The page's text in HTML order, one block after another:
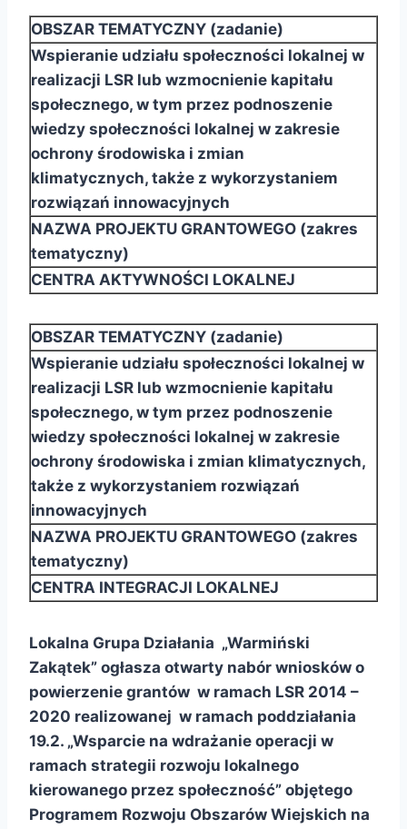
OBSZAR TEMATYCZNY (zadanie)
Wspieranie udziału społeczności lokalnej w
realizacji LSR lub wzmocnienie kapitału
społecznego, w tym przez podnoszenie
wiedzy społeczności lokalnej w zakresie
ochrony środowiska i zmian
klimatycznych, także z wykorzystaniem
rozwiązań innowacyjnych
NAZWA PROJEKTU GRANTOWEGO (zakres
tematyczny)
CENTRA AKTYWNOŚCI LOKALNEJ
OBSZAR TEMATYCZNY (zadanie)
Wspieranie udziału społeczności lokalnej w
realizacji LSR lub wzmocnienie kapitału
społecznego, w tym przez podnoszenie
wiedzy społeczności lokalnej w zakresie
ochrony środowiska i zmian klimatycznych,
także z wykorzystaniem rozwiązań
innowacyjnych
NAZWA PROJEKTU GRANTOWEGO (zakres
tematyczny)
CENTRA INTEGRACJI LOKALNEJ
Lokalna Grupa Działania „Warmiński
Zakątek” ogłasza otwarty nabór wniosków o
powierzenie grantów w ramach LSR 2014 –
2020 realizowanej w ramach poddziałania
19.2. „Wsparcie na wdrażanie operacji w
ramach strategii rozwoju lokalnego
kierowanego przez społeczność” objętego
Programem Rozwoju Obszarów Wiejskich na